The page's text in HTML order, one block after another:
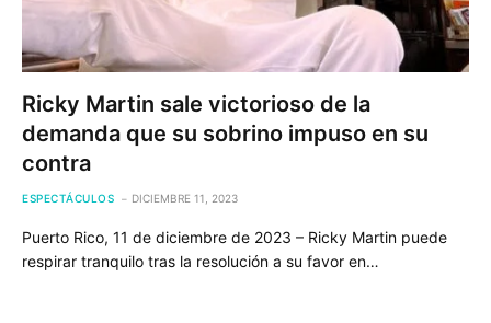
Ricky Martin sale victorioso de la
demanda que su sobrino impuso en su
contra
ESPECTÁCULOS DICIEMBRE 11, 2023
Puerto Rico, 11 de diciembre de 2023 – Ricky Martin puede
respirar tranquilo tras la resolución a su favor en…